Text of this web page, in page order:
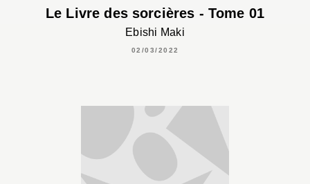
Le Livre des sorcières - Tome 01
Ebishi Maki
02/03/2022